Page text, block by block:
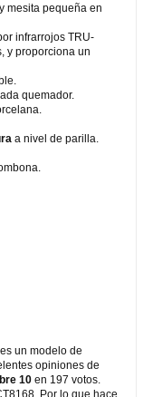
y mesita pequeña en
infrarrojos TRU-
y proporciona un
quemador.
a nivel de parilla.
un modelo de
opiniones de
10 en 197 votos.
Por lo que hace